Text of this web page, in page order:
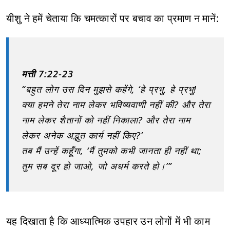
यीशु ने हमें चेताया कि चमत्कारों पर बचाव का प्रमाण न मानें:
मत्ती 7:22-23
“बहुत लोग उस दिन मुझसे कहेंगे, ‘हे प्रभु, हे प्रभु!
क्या हमने तेरा नाम लेकर भविष्यवाणी नहीं की? और तेरा
नाम लेकर शैतानों को नहीं निकाला? और तेरा नाम
लेकर अनेक अद्भुत कार्य नहीं किए?’
तब मैं उन्हें कहूँगा, ‘मैं तुमको कभी जानता ही नहीं था;
तुम सब दूर हो जाओ, जो अधर्म करते हो।’”
यह दिखाता है कि आध्यात्मिक उपहार उन लोगों में भी काम